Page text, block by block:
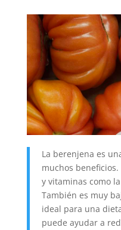
La berenjena es
muchos
y vitaminas como
También es muy
ideal para una
puede ayudar a